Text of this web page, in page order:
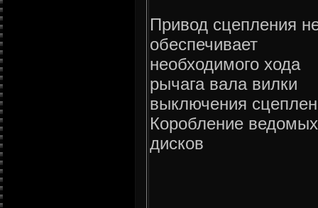
Привод сцепления
обеспечивает
необходимого хода
рычага вала вилки
выключения
Коробление ведомых
дисков